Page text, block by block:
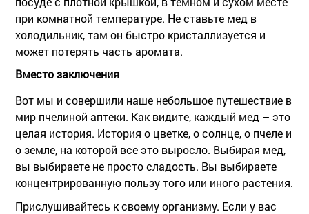
при комнатной температуре. Не ставьте мед в
холодильник, там он быстро кристаллизуется и
может потерять часть аромата.
Вместо заключения
Вот мы и совершили наше небольшое путешествие в
мир пчелиной аптеки. Как видите, каждый мед – это
целая история. История о цветке, о солнце, о пчеле и
о земле, на которой все это выросло. Выбирая мед,
вы выбираете не просто сладость. Вы выбираете
концентрированную пользу того или иного растения.
Прислушивайтесь к своему организму. Если у вас